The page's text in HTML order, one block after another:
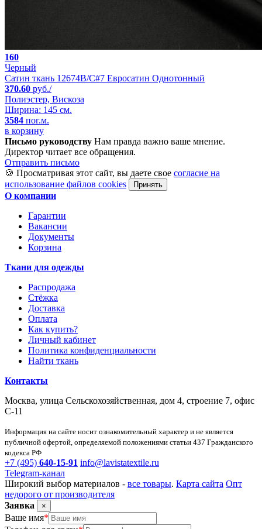
160
Черный
Сатин ткань 12674B/C#7 Евросатин Однотонный
370.60 руб./
Полиэстер, Вискоза
Ширина: 145 см.
3584 пог.м.
в корзину
Письмо руководству Нам правда важно ваше мнение.
Директор читает все обращения.
Отправить письмо
🍪 Просматривая этот сайт, вы даете свое согласие на
использование файлов cookies
Принять
О компании
Гарантии
Вакансии
Документы
Корзина
Ткани для одежды
Распродажа
Стёжка
Доставка
Оплата
Как купить?
Личный кабинет
Политика конфиденциальности
Найти ткань
Контакты
Москва, улица Сельскохозяйственная, дом 4, строение 7, офис
С-11
Информация на сайте носит ознакомительный характер и не является
публичной офертой, определяемой положениями статьи 437 Гражданского
кодекса РФ
+7 (495) 640-15-91 info@lavistatextile.ru
Telegram-канал
Широкий выбор материалов - все товары. Карта сайта Опт
недорого от производителя
Заявка
×
Ваше имя*